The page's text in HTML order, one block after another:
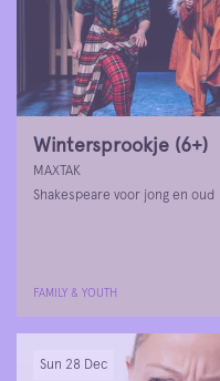
Wintersprookje (6+)
MAXTAK
Shakespeare voor jong en oud
FAMILY & YOUTH
Sun 28 Dec